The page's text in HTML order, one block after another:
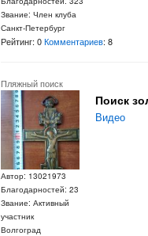
Звание: Член клуба
Санкт-Петербург
Рейтинг: 0Комментариев: 8
Пляжный поиск
Автор: 13021973
Благодарностей: 23
Звание: Активный
участник
Волгоград
Поиск
Видео